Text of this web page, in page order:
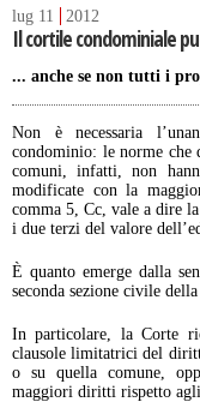
lug 11 2012
Il cortile condominiale
... anche se non tutti i
Non è necessaria
condominio: le norme che
comuni, infatti, non
modificate con la
comma 5, Cc, vale a dire
i due terzi del valore
È quanto emerge dalla
seconda sezione civile della
In particolare, la Corte
clausole limitatrici del
o su quella comune,
maggiori diritti rispetto